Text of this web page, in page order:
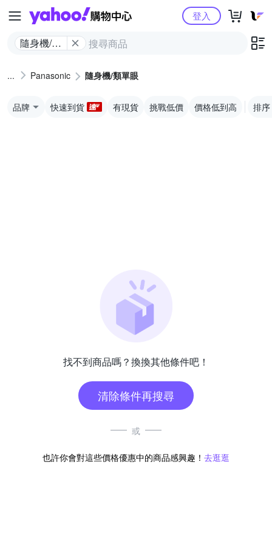
Yahoo購物中心
隨身機/類
登入
Panasonic 隨身機/類單眼
品牌 快速到貨 有現貨 挑戰低價 價格低到高 排序
找不到商品嗎？換換其他條件吧！
清除條件再搜尋
或
也許你會對這些價格優惠中的商品感興趣！ 去逛逛